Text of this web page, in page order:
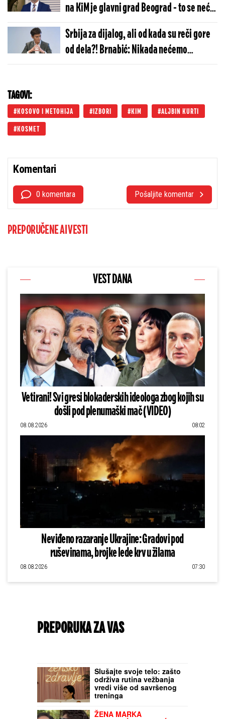
na KiM je glavni grad Beograd - to se neće
promeniti
Srbija za dijalog, ali od kada su reči gore
od dela?! Brnabić: Nikada nećemo
podržavati etničko čišćenje
TAGOVI:
KOSOVO I METOHIJA IZBORI KIM ALJBIN KURTI
KOSMET
Komentari
0 komentara Pošaljite komentar
PREPORUČENE AI VESTI
VEST DANA
Vetirani! Svi gresi blokaderskih ideologa zbog kojih su
došli pod plenumaški mač (VIDEO)
08.08.2026 08:02
Neviđeno razaranje Ukrajine: Gradovi pod
ruševinama, brojke lede krv u žilama
08.08.2026 07:30
PREPORUKA ZA VAS